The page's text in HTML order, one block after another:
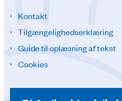
Kontakt
Tilgængelighedserklæring
Guide til oplæsning af tekst
Cookies